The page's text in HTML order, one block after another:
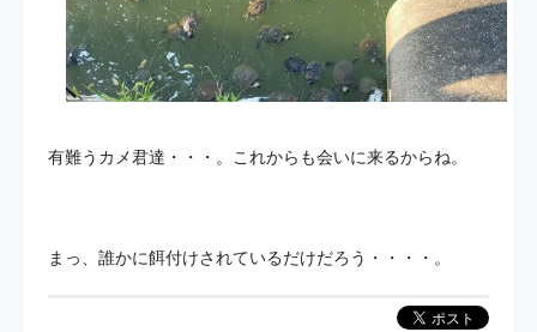
有難うカメ君達・・・。これからも会いに来るからね。
まっ、誰かに餌付けされているだけだろう・・・・。